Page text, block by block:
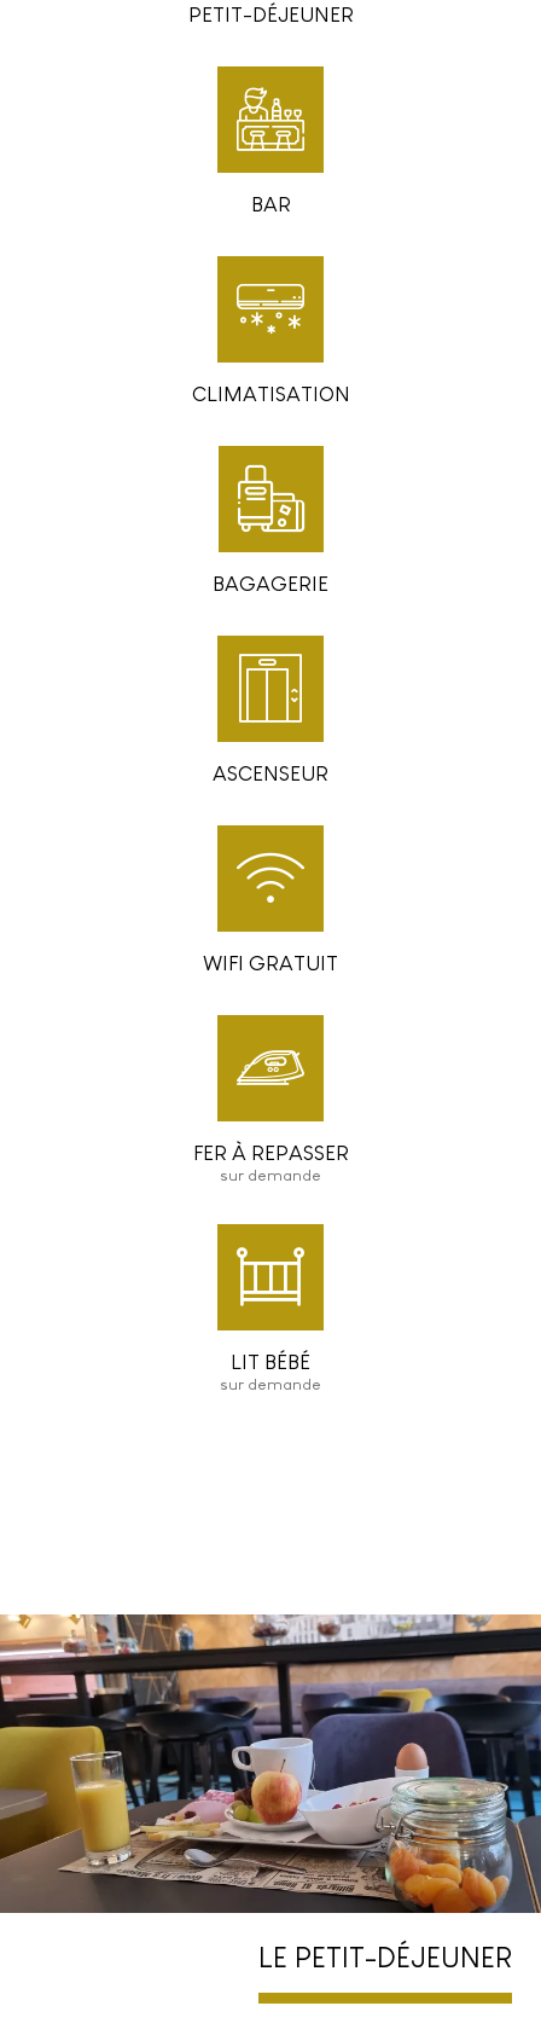
PETIT-DÉJEUNER
BAR
CLIMATISATION
BAGAGERIE
ASCENSEUR
WIFI GRATUIT
FER À REPASSER
sur demande
LIT BÉBÉ
sur demande
LE PETIT-DÉJEUNER